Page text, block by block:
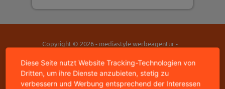
Copyright © 2026 - mediastyle werbeagentur -
home |impressum|datenschutz|kontakt
Diese Seite nutzt Website Tracking-Technologien von
Dritten, um ihre Dienste anzubieten, stetig zu
verbessern und Werbung entsprechend der Interessen